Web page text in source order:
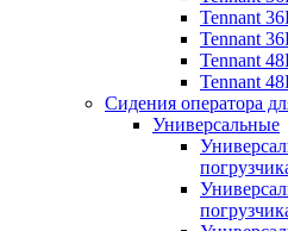
Tennant
Tennant
Tennant
Tennant
Сидения оператора
Универсальные